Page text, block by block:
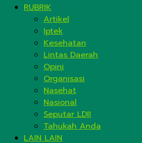
RUBRIK
Artikel
Iptek
Kesehatan
Lintas Daerah
Opini
Organisasi
Nasehat
Nasional
Seputar LDII
Tahukah Anda
LAIN LAIN